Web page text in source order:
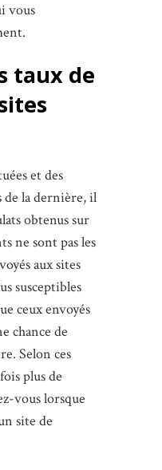
vous
taux de
et des
de la dernière, il
obtenus sur
ne sont pas les
aux sites
susceptibles
ceux envoyés
chance de
Selon ces
plus de
vous lorsque
site de